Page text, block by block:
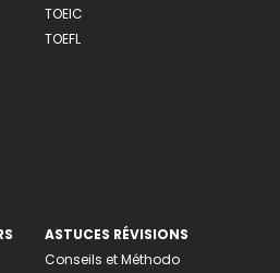
TOEIC
TOEFL
ASTUCES RÉVISIONS
Conseils et Méthodo